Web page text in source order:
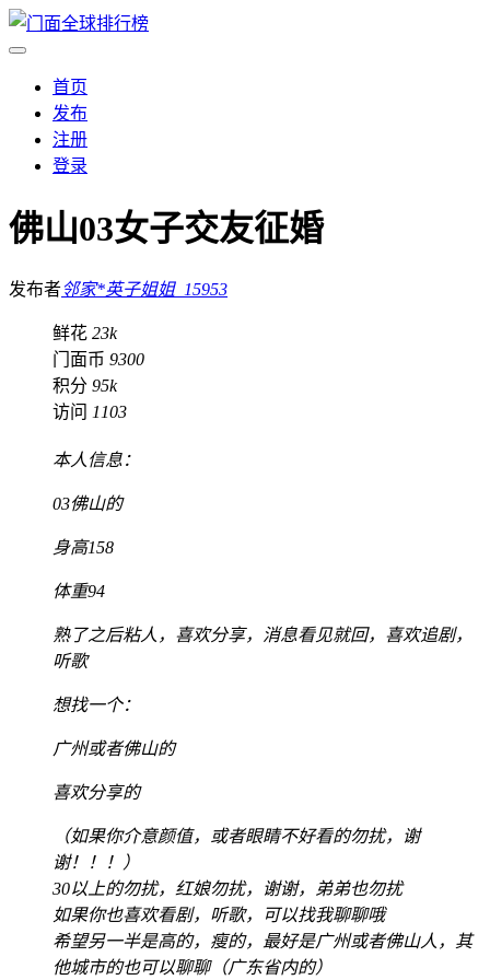
首页
发布
注册
登录
佛山03女子交友征婚
发布者邻家*英子姐姐_15953
鲜花 23k
门面币 9300
积分 95k
访问 1103
本人信息：
03佛山的
身高158
体重94
熟了之后粘人，喜欢分享，消息看见就回，喜欢追剧，
听歌
想找一个：
广州或者佛山的
喜欢分享的
（如果你介意颜值，或者眼睛不好看的勿扰，谢
谢！！！）
30以上的勿扰，红娘勿扰，谢谢，弟弟也勿扰
如果你也喜欢看剧，听歌，可以找我聊聊哦
希望另一半是高的，瘦的，最好是广州或者佛山人，其
他城市的也可以聊聊（广东省内的）